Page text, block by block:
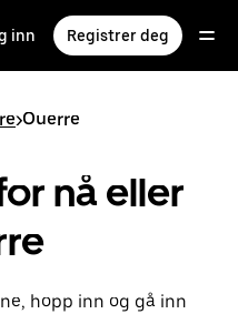
inn Registrer deg
>Ouerre
nå eller
hopp inn og gå inn